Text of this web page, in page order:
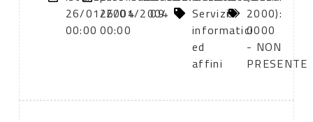
26/01/2004
00:00
26/01/2004
00:00
09
Servizi
informatici
ed
affini
0
2000):
0000
- NON
PRESENTE